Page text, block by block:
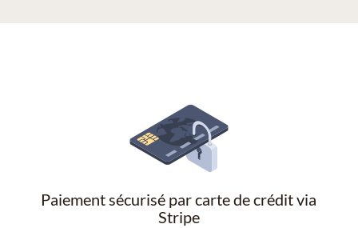
Paiement sécurisé par carte de crédit via
Stripe